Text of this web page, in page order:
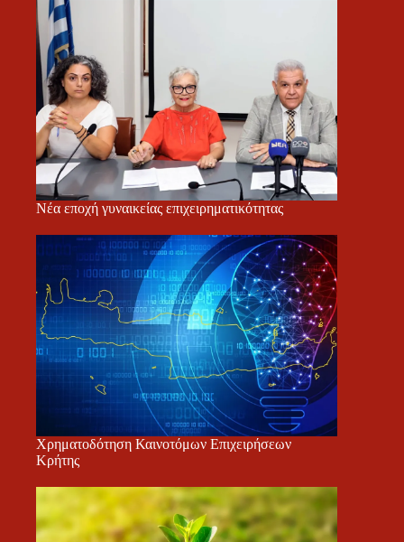
Νέα εποχή γυναικείας επιχειρηματικότητας
Χρηματοδότηση Καινοτόμων Επιχειρήσεων
Κρήτης